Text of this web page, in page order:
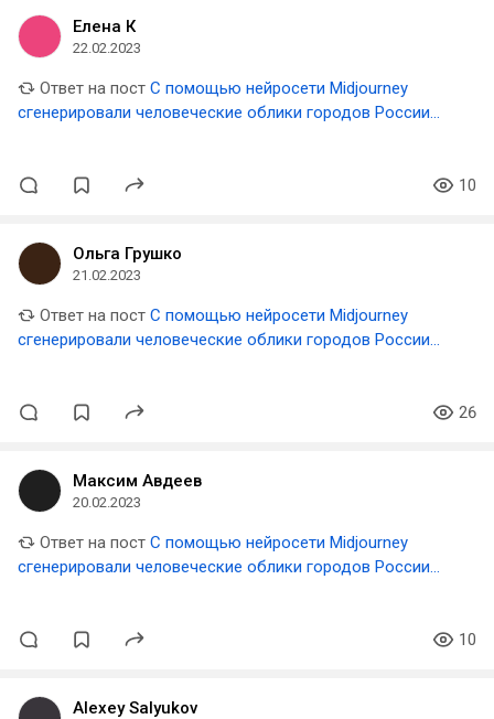
Елена К
22.02.2023
Ответ на пост С помощью нейросети Midjourney
сгенерировали человеческие облики городов России
10
Ольга Грушко
21.02.2023
Ответ на пост С помощью нейросети Midjourney
сгенерировали человеческие облики городов России
26
Максим Авдеев
20.02.2023
Ответ на пост С помощью нейросети Midjourney
сгенерировали человеческие облики городов России
10
Alexey Salyukov